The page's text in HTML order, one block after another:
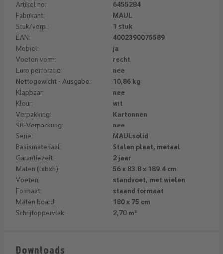
Artikel no:
6455284
Fabrikant:
MAUL
Stuk/verp.:
1 stuk
EAN:
4002390075589
Mobiel:
ja
Voeten vorm:
recht
Euro perforatie:
nee
Nettogewicht - Ausgabe:
10,86 kg
Klapbaar:
nee
Kleur:
wit
Verpakking:
Kartonnen
SB-Verpackung:
nee
Serie:
MAULsolid
Basismateriaal:
Stalen plaat, metaal
Garantiezeit:
2 jaar
Maten (lxbxh):
56 x 83.8 x 189.4 cm
Voeten:
standvoet, met wielen
Formaat:
staand formaat
Maten board:
180 x 75 cm
Schrijfoppervlak:
2,70 m²
Downloads